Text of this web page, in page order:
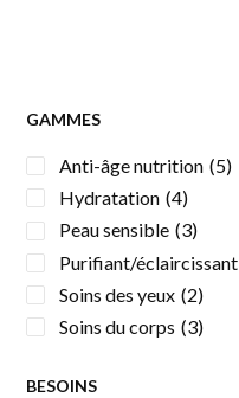
GAMMES
Anti-âge nutrition (5)
Hydratation (4)
Peau sensible (3)
Purifiant/éclaircissant
Soins des yeux (2)
Soins du corps (3)
BESOINS